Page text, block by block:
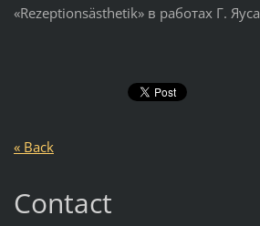
«Rezeptionsästhetik» в работах Г. Яуса
« Back
Contact